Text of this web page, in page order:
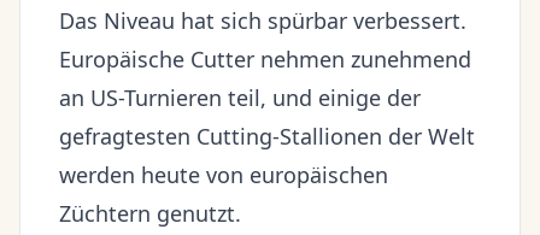
Das Niveau hat sich spürbar verbessert.
Europäische Cutter nehmen zunehmend
an US-Turnieren teil, und einige der
gefragtesten Cutting-Stallionen der Welt
werden heute von europäischen
Züchtern genutzt.